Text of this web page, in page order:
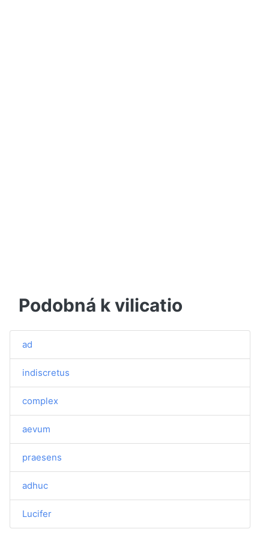
Podobná k vilicatio
ad
indiscretus
complex
aevum
praesens
adhuc
Lucifer